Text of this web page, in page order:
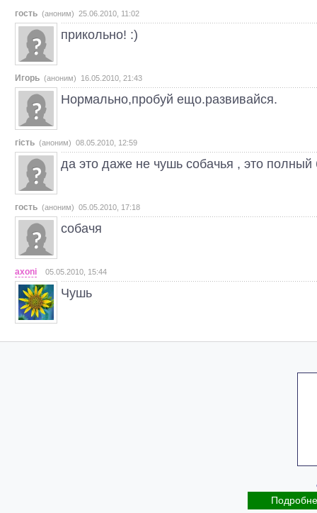
гость (аноним) 25.06.2010, 11:02
прикольно! :)
Игорь (аноним) 16.05.2010, 21:43
Нормально,пробуй ещо.развивайся.
гість (аноним) 08.05.2010, 12:59
да это даже не чушь собачья , это полный
гость (аноним) 05.05.2010, 17:18
собачя
axoni 05.05.2010, 15:44
Чушь